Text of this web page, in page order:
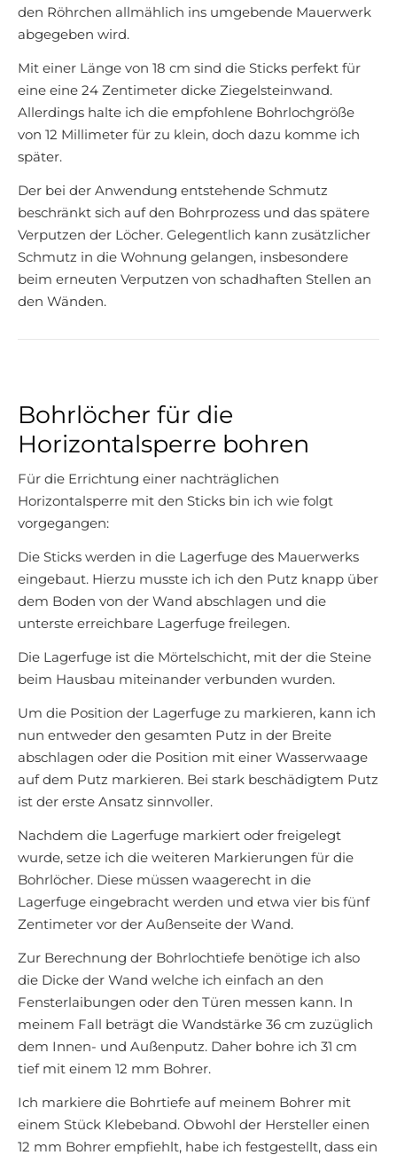
den Röhrchen allmählich ins umgebende Mauerwerk
abgegeben wird.
Mit einer Länge von 18 cm sind die Sticks perfekt für
eine eine 24 Zentimeter dicke Ziegelsteinwand.
Allerdings halte ich die empfohlene Bohrlochgröße
von 12 Millimeter für zu klein, doch dazu komme ich
später.
Der bei der Anwendung entstehende Schmutz
beschränkt sich auf den Bohrprozess und das spätere
Verputzen der Löcher. Gelegentlich kann zusätzlicher
Schmutz in die Wohnung gelangen, insbesondere
beim erneuten Verputzen von schadhaften Stellen an
den Wänden.
Bohrlöcher für die
Horizontalsperre bohren
Für die Errichtung einer nachträglichen
Horizontalsperre mit den Sticks bin ich wie folgt
vorgegangen:
Die Sticks werden in die Lagerfuge des Mauerwerks
eingebaut. Hierzu musste ich ich den Putz knapp über
dem Boden von der Wand abschlagen und die
unterste erreichbare Lagerfuge freilegen.
Die Lagerfuge ist die Mörtelschicht, mit der die Steine
beim Hausbau miteinander verbunden wurden.
Um die Position der Lagerfuge zu markieren, kann ich
nun entweder den gesamten Putz in der Breite
abschlagen oder die Position mit einer Wasserwaage
auf dem Putz markieren. Bei stark beschädigtem Putz
ist der erste Ansatz sinnvoller.
Nachdem die Lagerfuge markiert oder freigelegt
wurde, setze ich die weiteren Markierungen für die
Bohrlöcher. Diese müssen waagerecht in die
Lagerfuge eingebracht werden und etwa vier bis fünf
Zentimeter vor der Außenseite der Wand.
Zur Berechnung der Bohrlochtiefe benötige ich also
die Dicke der Wand welche ich einfach an den
Fensterlaibungen oder den Türen messen kann. In
meinem Fall beträgt die Wandstärke 36 cm zuzüglich
dem Innen- und Außenputz. Daher bohre ich 31 cm
tief mit einem 12 mm Bohrer.
Ich markiere die Bohrtiefe auf meinem Bohrer mit
einem Stück Klebeband. Obwohl der Hersteller einen
12 mm Bohrer empfiehlt, habe ich festgestellt, dass ein